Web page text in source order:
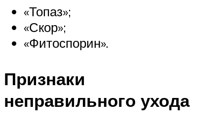
«Топаз»;
«Скор»;
«Фитоспорин».
Признаки
неправильного ухода